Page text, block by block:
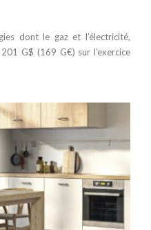
dont le gaz et l’électricité,
G$ (169 G€) sur l’exercice